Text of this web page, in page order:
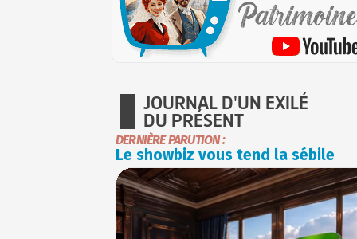
JOURNAL D'UN EXILÉ
DU PRÉSENT
DERNIÈRE PARUTION :
Le showbiz vous tend la sébile